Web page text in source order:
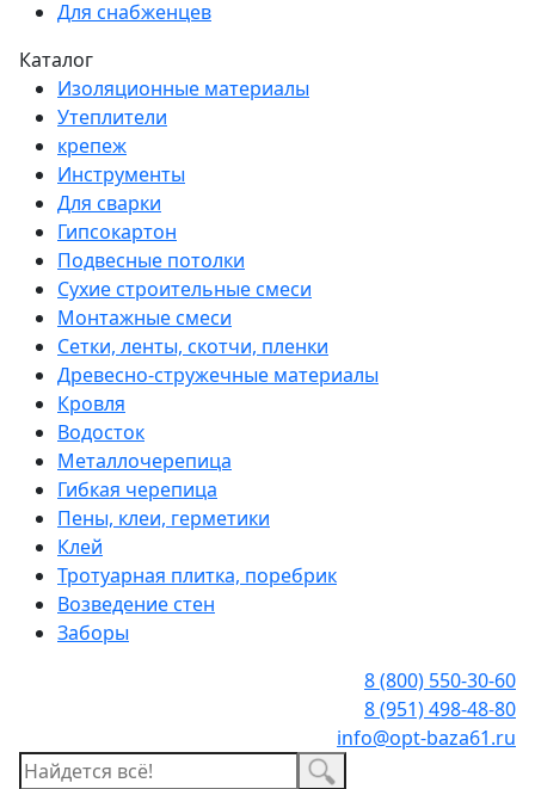
Для снабженцев
Каталог
Изоляционные материалы
Утеплители
крепеж
Инструменты
Для сварки
Гипсокартон
Подвесные потолки
Сухие строительные смеси
Монтажные смеси
Сетки, ленты, скотчи, пленки
Древесно-стружечные материалы
Кровля
Водосток
Металлочерепица
Гибкая черепица
Пены, клеи, герметики
Клей
Тротуарная плитка, поребрик
Возведение стен
Заборы
8 (800) 550-30-60
8 (951) 498-48-80
info@opt-baza61.ru